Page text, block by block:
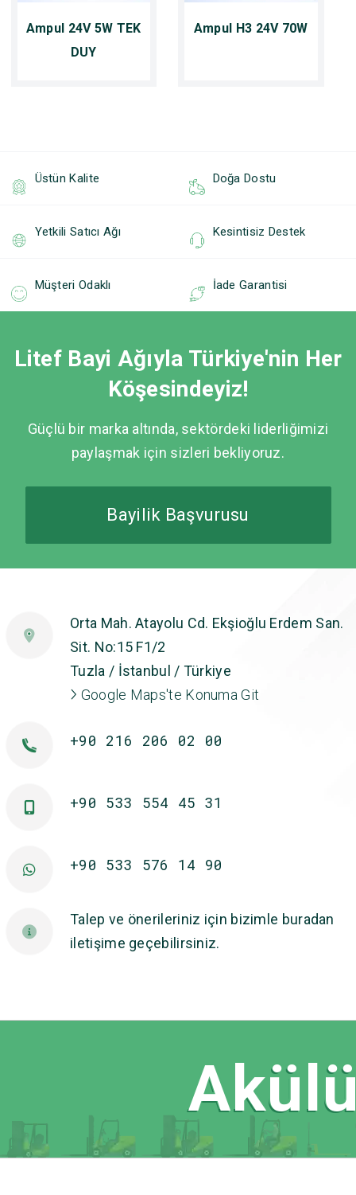
Ampul 24V 5W TEK
DUY
Ampul H3 24V 70W
Üstün Kalite Doğa Dostu
Yetkili Satıcı Ağı Kesintisiz Destek
Müşteri Odaklı İade Garantisi
Litef Bayi Ağıyla Türkiye'nin Her
Köşesindeyiz!
Güçlü bir marka altında, sektördeki liderliğimizi
paylaşmak için sizleri bekliyoruz.
Bayilik Başvurusu
Orta Mah. Atayolu Cd. Ekşioğlu Erdem San.
Sit. No:15 F1/2
Tuzla / İstanbul / Türkiye
Google Maps'te Konuma Git
+90 216 206 02 00
+90 533 554 45 31
+90 533 576 14 90
Talep ve önerileriniz için bizimle buradan
iletişime geçebilirsiniz.